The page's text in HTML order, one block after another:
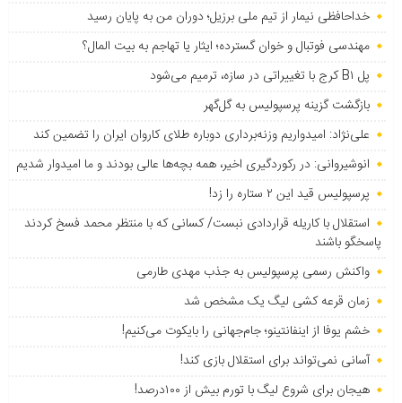
خداحافظی نیمار از تیم ملی برزیل؛ دوران من به پایان رسید
مهندسی فوتبال و خوان گسترده؛ ایثار یا تهاجم به بیت المال؟
پل B۱ کرج با تغییراتی در سازه، ترمیم می‌شود
بازگشت گزینه پرسپولیس به ‌گل‌گهر
علی‌نژاد: امیدواریم وزنه‌برداری دوباره طلای کاروان ایران را تضمین کند
انوشیروانی: در رکوردگیری اخیر، همه بچه‌ها عالی بودند و ما امیدوار شدیم
پرسپولیس قید این ۲ ستاره را زد!
استقلال با کاریله قراردادی نبست/ کسانی که با منتظر محمد فسخ کردند
پاسخگو باشند
واکنش رسمی پرسپولیس به جذب مهدی طارمی
زمان قرعه کشی لیگ یک مشخص شد
خشم یوفا از اینفانتینو؛ جام‌جهانی را بایکوت می‌کنیم!
آسانی نمی‌تواند برای استقلال بازی کند!
هیجان برای شروع لیگ با تورم بیش از ۱۰۰درصد!